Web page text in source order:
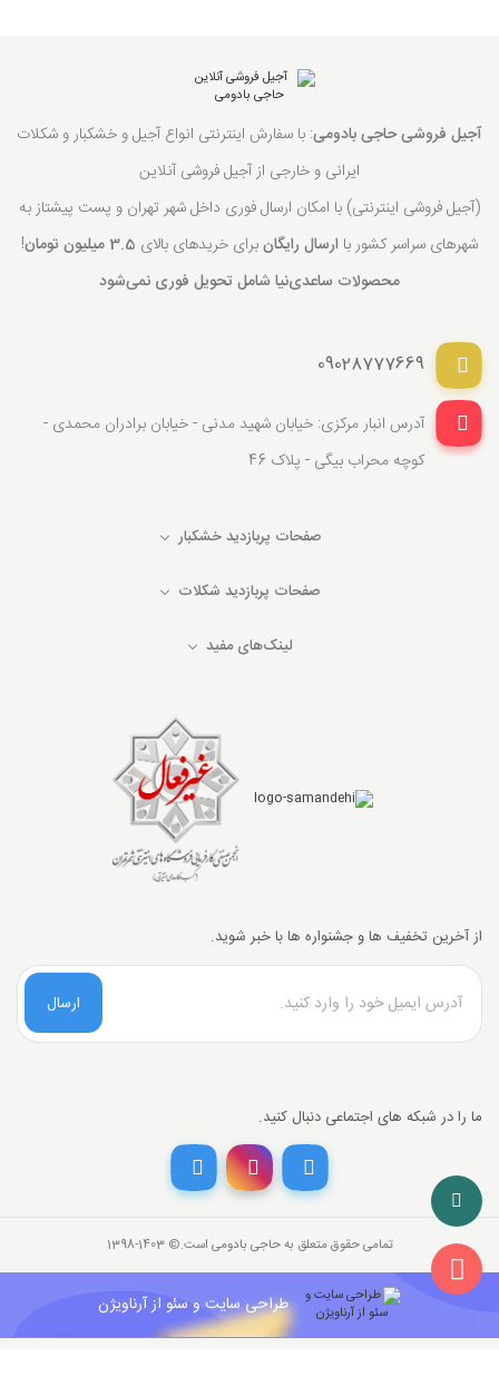
آجیل فروشی حاجی بادومی: با سفارش اینترنتی انواع آجیل و خشکبار و شکلات
ایرانی و خارجی از آجیل فروشی آنلاین
(آجیل فروشی اینترنتی) با امکان ارسال فوری داخل شهر تهران و پست پیشتاز به
شهرهای سراسر کشور با ارسال رایگانبرای خریدهای بالای 3.5 میلیون تومان
!
محصولات ساعدی‌نیا شامل تحویل فوری نمی‌شود
09028777669
آدرس انبار مرکزی: خیابان شهید مدنی - خیابان برادران محمدی -
کوچه محراب بیگی - پلاک 46
صفحات پربازدید خشکبار
صفحات پربازدید شکلات
لینک‌های مفید
از آخرین تخفیف ها و جشنواره ها با خبر شوید.
ارسال
ما را در شبکه های اجتماعی دنبال کنید.
تمامی حقوق متعلق به حاجی بادومی است.©‏ 1398-1403
طراحی سایت و سئو از آرناویژن